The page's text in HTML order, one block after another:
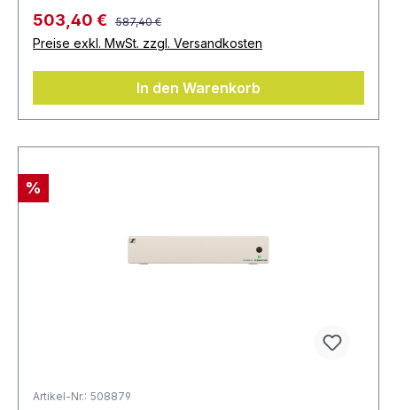
503,40 € 587,40 €
Preise exkl. MwSt. zzgl. Versandkosten
In den Warenkorb
%
Artikel-Nr.: 508879